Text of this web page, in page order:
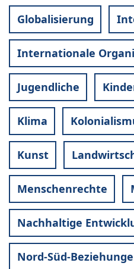
Globalisierung
Internationale
Jugendliche
Klima
Kunst
Menschenrechte
Nachhaltige
Nord-Süd-